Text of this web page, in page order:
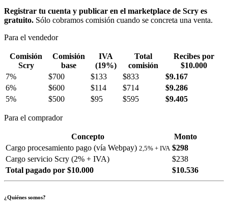
Registrar tu cuenta y publicar en el marketplace de Scry es
gratuito. Sólo cobramos comisión cuando se concreta una venta.
Para el vendedor
Comisión
Scry
Comisión
base
IVA
(19%)
Total
comisión
Recibes por
$10.000
7%
$700 $133 $833
$9.167
6%
$600 $114 $714
$9.286
5%
$500 $95 $595 $9.405
Para el comprador
Concepto
Monto
Cargo procesamiento pago (vía Webpay) 2,5% + IVA $298
Cargo servicio Scry (2% + IVA)
$238
Total pagado por $10.000
$10.536
¿Quiénes somos?